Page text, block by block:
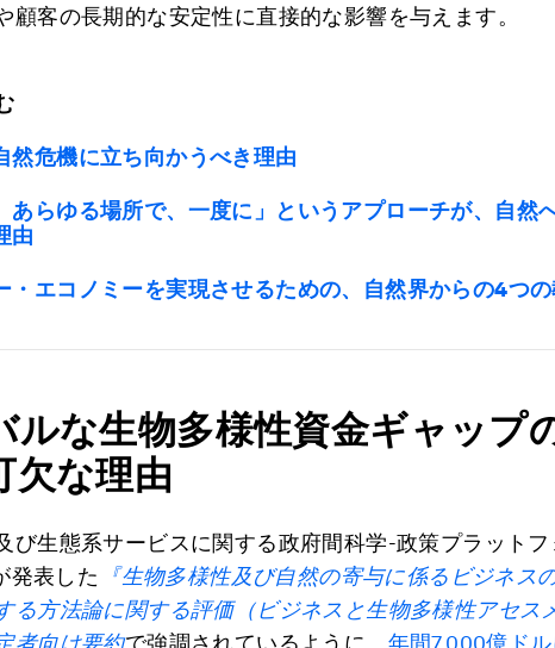
顧客の長期的な安定性に直接的な影響を与えます。
然危機に立ち向かうべき理由
あらゆる場所で、一度に」というアプローチが、自然
由
・エコノミーを実現させるための、自然界からの4つの
ルな生物多様性資金ギャップ
欠な理由
び生態系サービスに関する政府間科学-政策プラット
発表した
『生物多様性及び自然の寄与に係るビジネス
る方法論に関する評価（ビジネスと生物多様性アセス